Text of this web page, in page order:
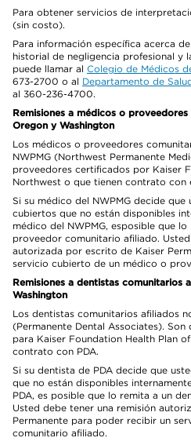
Para obtener servicios de
(sin costo).
Para información específica acerca
historial de negligencia profesional y
puede llamar al Colegio de Médicos
673-2700 o al Departamento de
al 360-236-4700.
Remisiones a médicos o
Oregon y Washington
Los médicos o proveedores
NWPMG (Northwest Permanente
proveedores certificados por Kaiser
Northwest o que tienen contrato con
Si su médico del NWPMG decide que
cubiertos que no están disponibles
médico del NWPMG, esposible que
proveedor comunitario afiliado.
autorizada por escrito de Kaiser
servicio cubierto de un médico o
Remisiones a dentistas comunitarios
Washington
Los dentistas comunitarios afiliados
(Permanente Dental Associates).
para Kaiser Foundation Health Plan
contrato con PDA.
Si su dentista de PDA decide que
que no están disponibles
PDA, es posible que lo remita a un
Usted debe tener una remisión
Permanente para poder recibir un
comunitario afiliado.